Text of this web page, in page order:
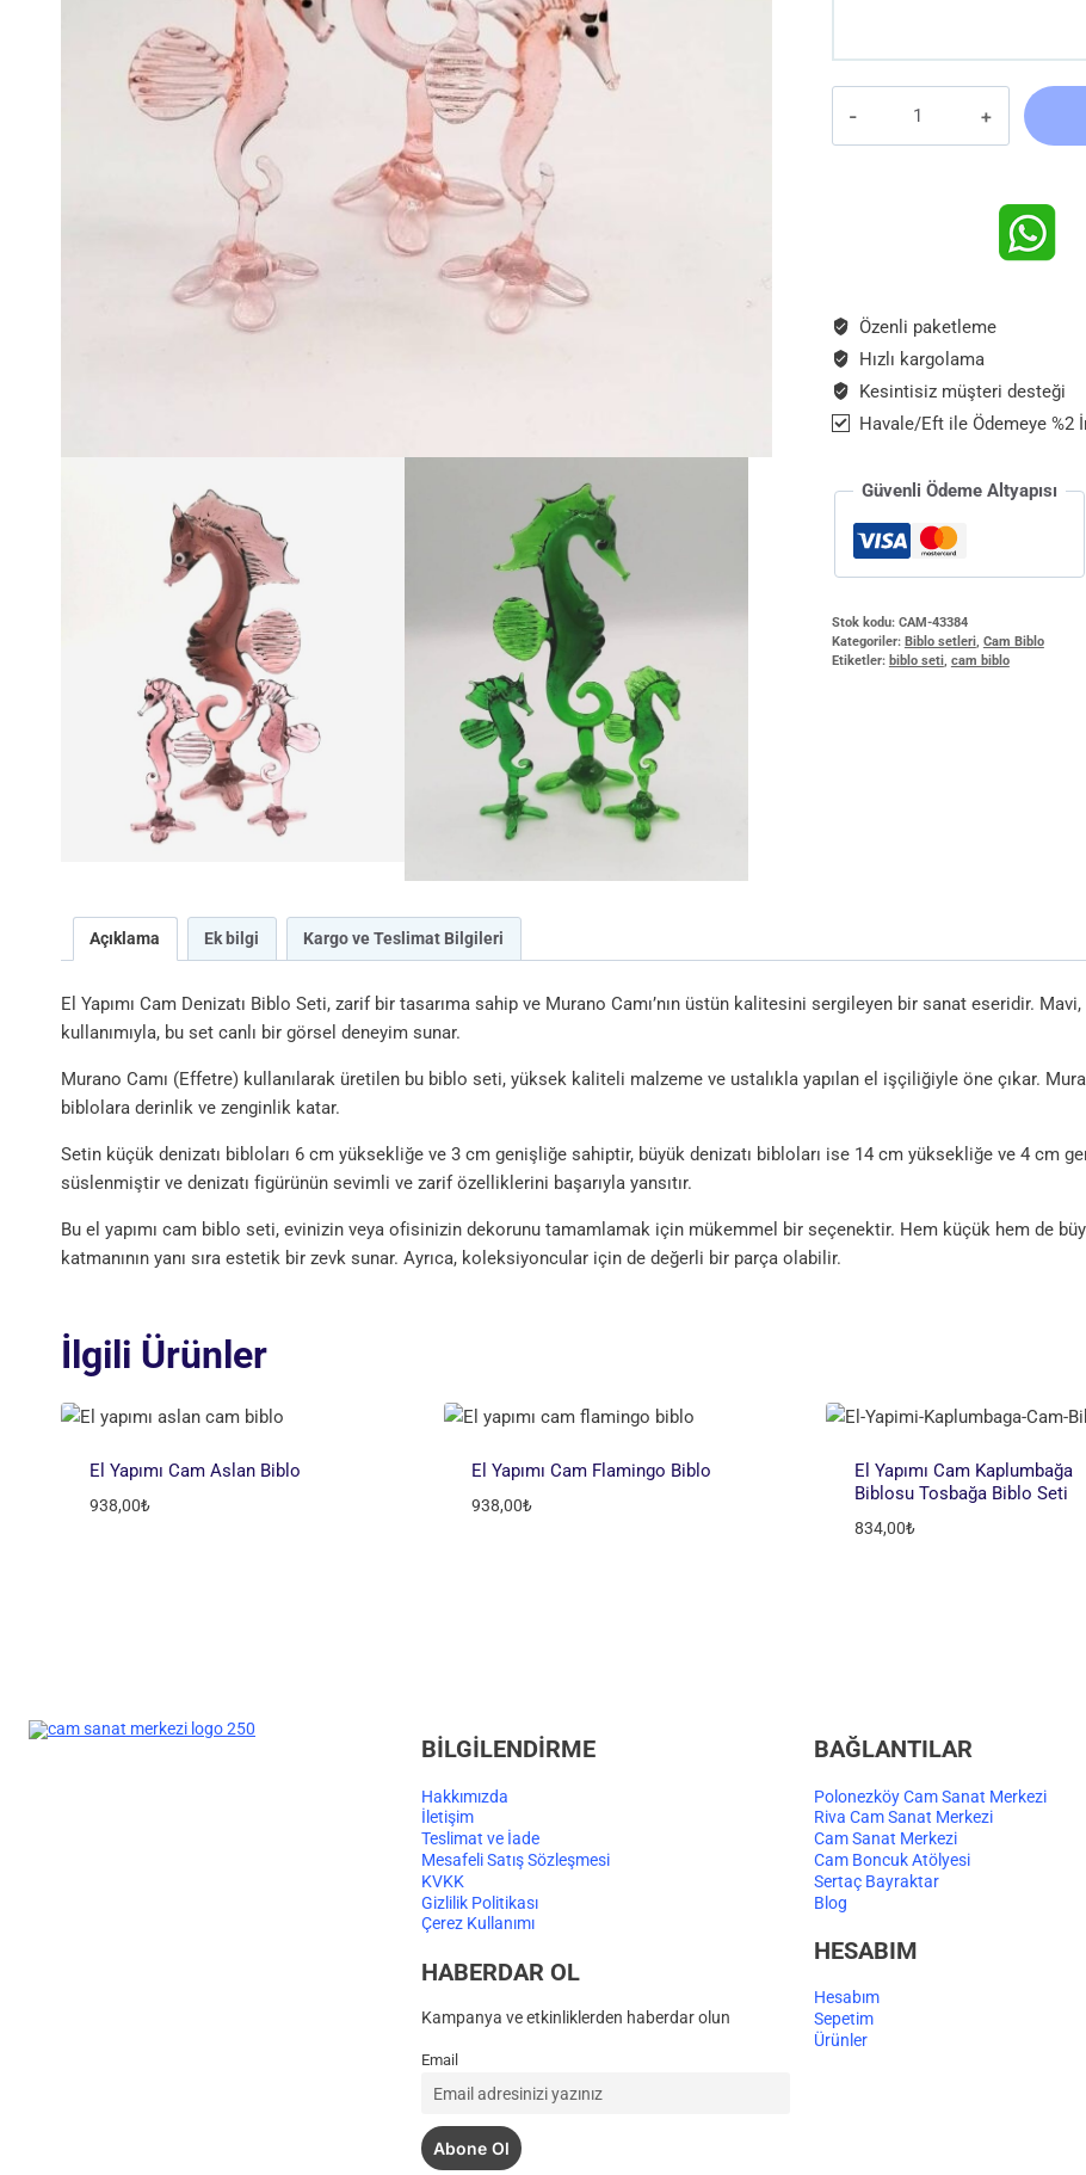
Özenli paketleme
Hızlı kargolama
Kesintisiz müşteri desteği
Havale/Eft ile Ödemeye %2
Güvenli Ödeme Altyapısı
Stok kodu: CAM-43384
Kategoriler: Biblo setleri, Cam Biblo
Etiketler: biblo seti, cam biblo
Açıklama Ek bilgi Kargo ve Teslimat Bilgileri
El Yapımı Cam Denizatı Biblo Seti, zarif bir tasarıma sahip ve Murano Camı’nın üstün kalitesini sergileyen bir sanat eseridir.
kullanımıyla, bu set canlı bir görsel deneyim sunar.
Murano Camı (Effetre) kullanılarak üretilen bu biblo seti, yüksek kaliteli malzeme ve ustalıkla yapılan el işçiliğiyle öne çıkar.
biblolara derinlik ve zenginlik katar.
Setin küçük denizatı bibloları 6 cm yüksekliğe ve 3 cm genişliğe sahiptir, büyük denizatı bibloları ise 14 cm yüksekliğe ve 4 cm
süslenmiştir ve denizatı figürünün sevimli ve zarif özelliklerini başarıyla yansıtır.
Bu el yapımı cam biblo seti, evinizin veya ofisinizin dekorunu tamamlamak için mükemmel bir seçenektir. Hem küçük hem de
katmanının yanı sıra estetik bir zevk sunar. Ayrıca, koleksiyoncular için de değerli bir parça olabilir.
İlgili Ürünler
El Yapımı Cam Aslan Biblo
938,00₺
El Yapımı Cam Flamingo Biblo
938,00₺
El Yapımı Cam Kaplumbağa
Biblosu Tosbağa Biblo Seti
834,00₺
BİLGİLENDİRME
Hakkımızda
İletişim
Teslimat ve İade
Mesafeli Satış Sözleşmesi
KVKK
Gizlilik Politikası
Çerez Kullanımı
HABERDAR OL
Kampanya ve etkinliklerden haberdar olun
Email
BAĞLANTILAR
Polonezköy Cam Sanat Merkezi
Riva Cam Sanat Merkezi
Cam Sanat Merkezi
Cam Boncuk Atölyesi
Sertaç Bayraktar
Blog
HESABIM
Hesabım
Sepetim
Ürünler